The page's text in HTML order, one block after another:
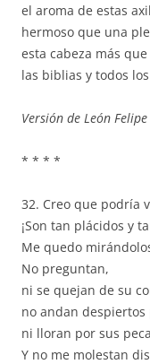
el aroma de estas
hermoso que una
esta cabeza más
las biblias y todos
Versión de León Felipe
* * * *
32. Creo que podría
¡Son tan plácidos y
Me quedo
No preguntan,
ni se quejan de su
no andan despiertos
ni lloran por sus
Y no me molestan